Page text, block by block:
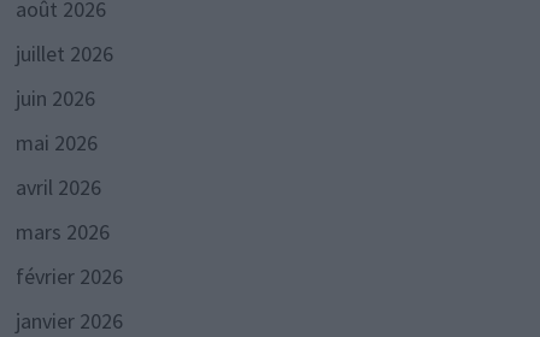
août 2026
juillet 2026
juin 2026
mai 2026
avril 2026
mars 2026
février 2026
janvier 2026